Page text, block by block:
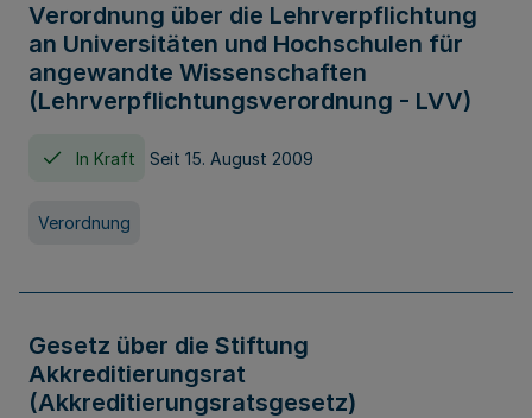
Verordnung über die Lehrverpflichtung
an Universitäten und Hochschulen für
angewandte Wissenschaften
(Lehrverpflichtungsverordnung - LVV)
In Kraft Seit 15. August 2009
Verordnung
Gesetz über die Stiftung
Akkreditierungsrat
(Akkreditierungsratsgesetz)